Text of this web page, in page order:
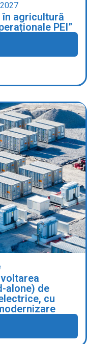
în agricultură
PEI”
alone) de
cu